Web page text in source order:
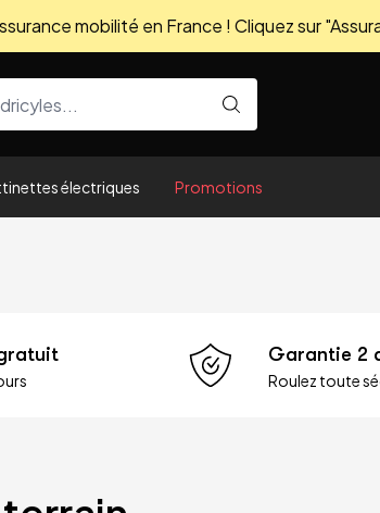
mobilité en France ! Cliquez sur
électriques Promotions
Garantie 2
Roulez toute